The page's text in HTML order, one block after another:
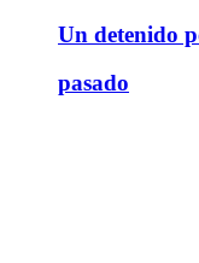
Un detenido
pasado